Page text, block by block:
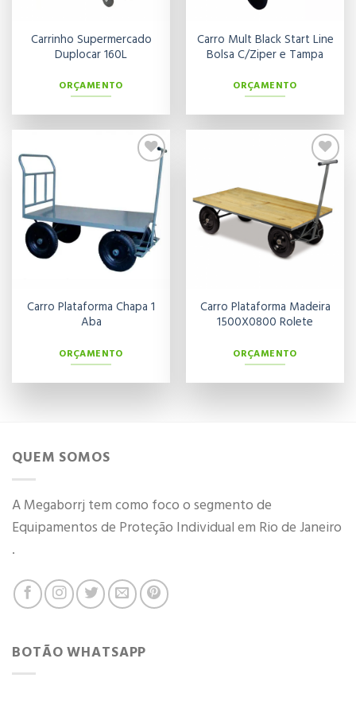
Carrinho Supermercado
Duplocar 160L
ORÇAMENTO
Carro Mult Black Start Line
Bolsa C/Ziper e Tampa
ORÇAMENTO
Adicionar
aos meus
desejos
Carro Plataforma Chapa 1
Aba
ORÇAMENTO
Adicionar
aos meus
desejos
Carro Plataforma Madeira
1500X0800 Rolete
ORÇAMENTO
QUEM SOMOS
A Megaborrj tem como foco o segmento de
Equipamentos de Proteção Individual em Rio de Janeiro
.
BOTÃO WHATSAPP